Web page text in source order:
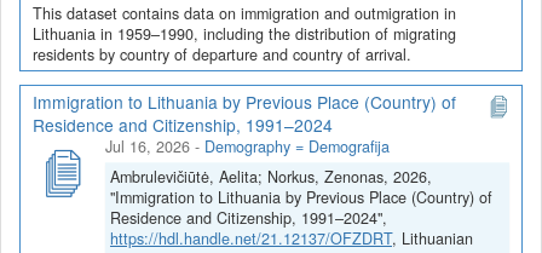
This dataset contains data on immigration and outmigration in
Lithuania in 1959–1990, including the distribution of migrating
residents by country of departure and country of arrival.
Immigration to Lithuania by Previous Place (Country) of
Residence and Citizenship, 1991–2024
Jul 16, 2026 - Demography = Demografija
Ambrulevičiūtė, Aelita; Norkus, Zenonas, 2026,
"Immigration to Lithuania by Previous Place (Country) of
Residence and Citizenship, 1991–2024",
https://hdl.handle.net/21.12137/OFZDRT, Lithuanian